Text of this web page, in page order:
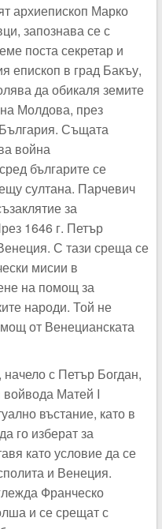
архиепископ Марко
запознава се с
поста секретар и
епископ в град Бакъу,
да обикаля земите
Молдова, през
Същата
война
българите се
султана. Парчевич
за
1646 г. Петър
С тази среща се
мисии в
на помощ за
народи. Той не
от Венецианската
с Петър Богдан,
войвода Матей I
въстание, като в
го изберат за
като условие да се
и Венеция.
Франческо
и се срещат с